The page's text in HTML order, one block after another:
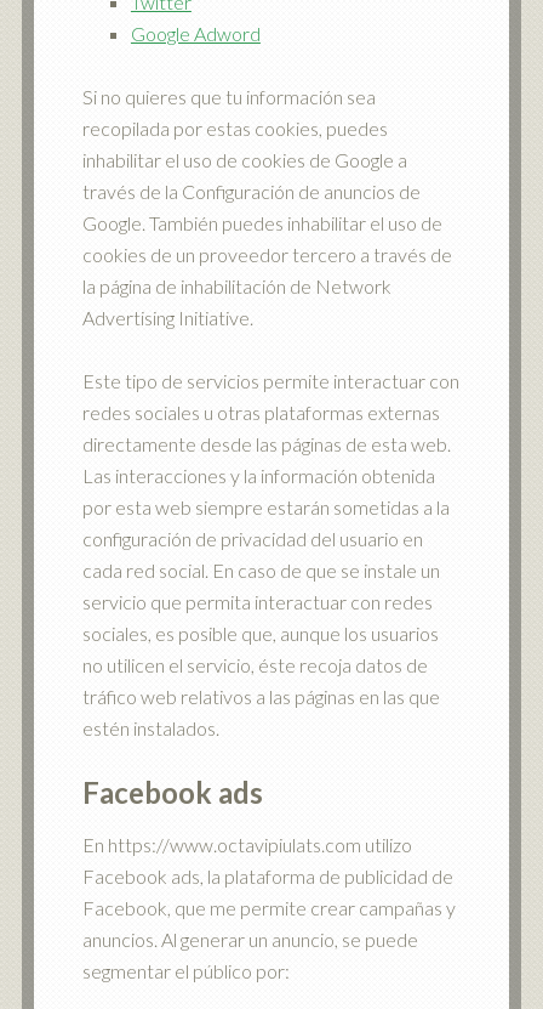
Google Adword
Si no quieres que tu información sea
recopilada por estas cookies, puedes
inhabilitar el uso de cookies de Google a
través de la Configuración de anuncios de
Google. También puedes inhabilitar el uso de
cookies de un proveedor tercero a través de
la página de inhabilitación de Network
Advertising Initiative.
Este tipo de servicios permite interactuar con
redes sociales u otras plataformas externas
directamente desde las páginas de esta web.
Las interacciones y la información obtenida
por esta web siempre estarán sometidas a la
configuración de privacidad del usuario en
cada red social. En caso de que se instale un
servicio que permita interactuar con redes
sociales, es posible que, aunque los usuarios
no utilicen el servicio, éste recoja datos de
tráfico web relativos a las páginas en las que
estén instalados.
Facebook ads
En https://www.octavipiulats.com utilizo
Facebook ads, la plataforma de publicidad de
Facebook, que me permite crear campañas y
anuncios. Al generar un anuncio, se puede
segmentar el público por: